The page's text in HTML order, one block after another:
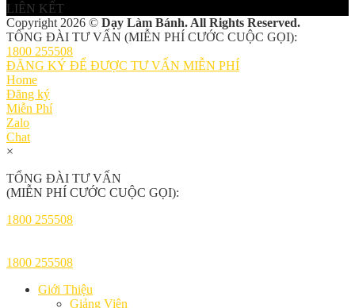
LIÊN KẾT
Copyright 2026 © Dạy Làm Bánh. All Rights Reserved.
TỔNG ĐÀI TƯ VẤN (MIỄN PHÍ CƯỚC CUỘC GỌI):
1800 255508
ĐĂNG KÝ ĐỂ ĐƯỢC TƯ VẤN MIỄN PHÍ
Home
Đăng ký
Miễn Phí
Zalo
Chat
×
TỔNG ĐÀI TƯ VẤN
(MIỄN PHÍ CƯỚC CUỘC GỌI):
1800 255508
1800 255508
Giới Thiệu
Giảng Viên